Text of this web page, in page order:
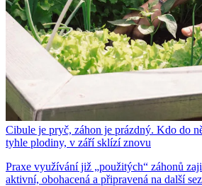
Cibule je pryč, záhon je prázdný. Kdo do
tyhle plodiny, v září sklízí znovu
Praxe využívání již „použitých“ záhonů
aktivní, obohacená a připravená na další